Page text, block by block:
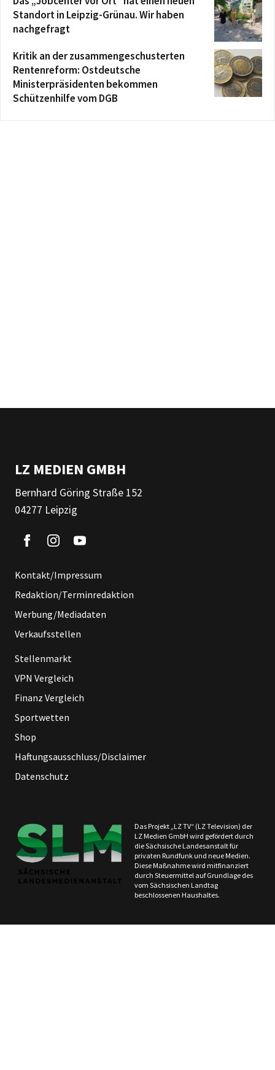
Standort in Leipzig-Grünau. Wir haben
nachgefragt
Kritik an der zusammengeschusterten
Rentenreform: Ostdeutsche
Ministerpräsidenten bekommen
Schützenhilfe vom DGB
LZ MEDIEN GMBH
Bernhard Göring Straße 152
04277 Leipzig
Kontakt/Impressum
Redaktion/Terminredaktion
Werbung/Mediadaten
Verkaufsstellen
Stellenmarkt
VPN Vergleich
Finanz Vergleich
Sportwetten
Shop
Haftungsausschluss/Disclaimer
Datenschutz
Das Projekt „LZ TV“ (LZ Television) der
LZ Medien GmbH wird gefördert durch
die Sächsische Landesanstalt für
privaten Rundfunk und neue Medien.
Diese Maßnahme wird mitfinanziert
durch Steuermittel auf Grundlage des
vom Sächsischen Landtag
beschlossenen Haushaltes.